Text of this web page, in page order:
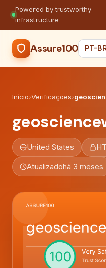
Powered by trustworthy
infrastructure
Assure100
Início›Verificações›
United States
Atualizadohá 3 meses